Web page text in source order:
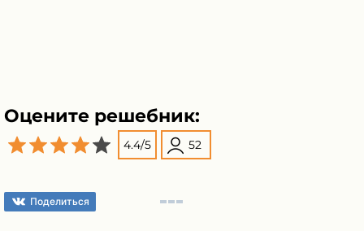
Оцените решебник:
4.4/5 52
Поделиться